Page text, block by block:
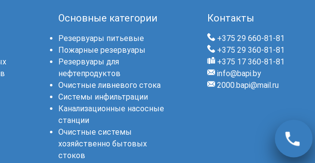
Основные категории
Резервуары питьевые
Пожарные резервуары
Резервуары для
нефтепродуктов
Очистные ливневого стока
Системы инфильтрации
Канализационные насосные
станции
Очистные системы
хозяйственно бытовых
стоков
Контакты
+375 29 660-81-81
+375 29 360-81-81
+375 17 360-81-81
info@bapi.by
2000.bapi@mail.ru